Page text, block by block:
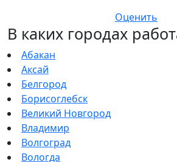
Оценить
В каких городах
Абакан
Аксай
Белгород
Борисоглебск
Великий Новгород
Владимир
Волгоград
Вологда